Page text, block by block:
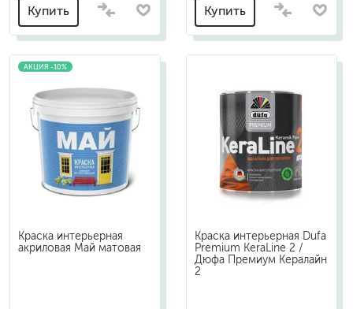
Купить Купить
АКЦИЯ -10%
Краска интерьерная
акриловая Май матовая
Краска интерьерная Dufa
Premium KeraLine 2 /
Дюфа Премиум Кералайн
2